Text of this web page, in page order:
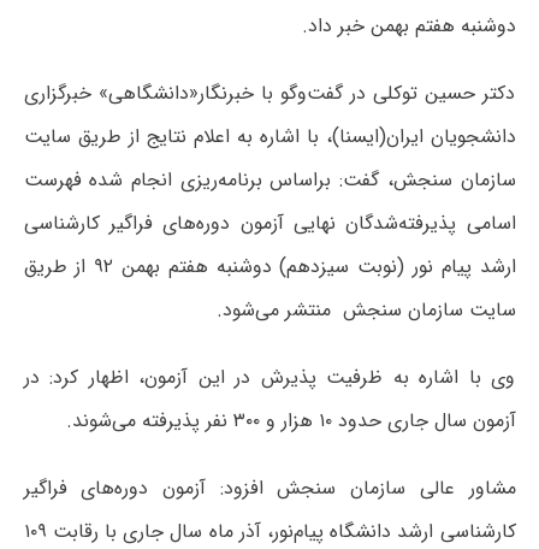
دوشنبه هفتم بهمن خبر داد.
دکتر حسین توکلی در گفت‌وگو با خبرنگار«دانشگاهی» خبرگزاری
دانشجویان ایران(ایسنا)، با اشاره به اعلام نتایج از طریق سایت
سازمان سنجش، گفت: براساس برنامه‌ریزی انجام شده فهرست
اسامی پذیرفته‌شدگان نهایی آزمون دوره‌های فراگیر کارشناسی
ارشد پیام نور (نوبت سیزدهم) دوشنبه هفتم بهمن ۹۲ از طریق
سایت سازمان سنجش منتشر می‌شود.
وی با اشاره به ظرفیت پذیرش در این آزمون، اظهار کرد: در
آزمون سال جاری حدود ۱۰ هزار و ۳۰۰ نفر پذیرفته می‌شوند.
مشاور عالی سازمان سنجش افزود: آزمون دوره‌های فراگیر
کارشناسی ارشد دانشگاه پیام‌نور، آذر ماه سال جاری با رقابت ۱۰۹